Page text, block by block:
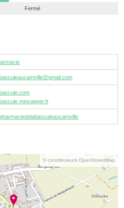
Fermé
© contributeurs OpenStreetMap